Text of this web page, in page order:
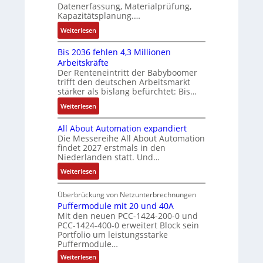
e
n
t
a
u
f
n
a
h
m
e
,
g
e
p
r
ä
g
t
d
u
r
c
C
N
C
-
S
y
s
t
ä
f
s
f
ü
h
r
e
r
z
u
m
V
o
r
s
t
a
n
d
d
e
:
Q
2
E
r
g
e
n
s
s
e
e
t
ä
t
i
g
e
t
r
i
e
b
s
-
u
n
d
M
a
r
k
e
t
n
g
l
e
i
Datenerfassung, Materialprüfung,
Kapazitätsplanung.…
Weiterlesen:
K
I
b
r
a
u
c
h
t
S
t
r
u
k
t
u
r
Bis 2036 fehlen 4,3 Millionen
Arbeitskräfte
Der Renteneintritt der Babyboomer
trifft den deutschen Arbeitsmarkt
stärker als bislang befürchtet: Bis…
Weiterlesen:
B
i
s
2
0
3
6
f
e
h
l
e
n
All About Automation expandiert
Die Messereihe All About Automation
findet 2027 erstmals in den
Niederlanden statt. Und…
Weiterlesen:
A
l
l
A
b
o
u
t
Überbrückung von Netzunterbrechnungen
Puffermodule mit 20 und 40A
Mit den neuen PCC-1424-200-0 und
PCC-1424-400-0 erweitert Block sein
Portfolio um leistungsstarke
Puffermodule…
Weiterlesen: